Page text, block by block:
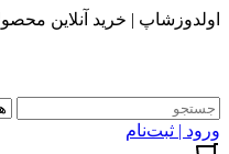
اولدوزشاپ | خرید آنلاین
ورود | ثبت‌نام